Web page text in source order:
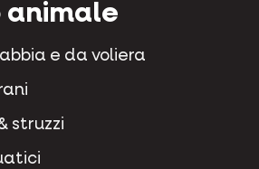
animale
e da voliera
struzzi